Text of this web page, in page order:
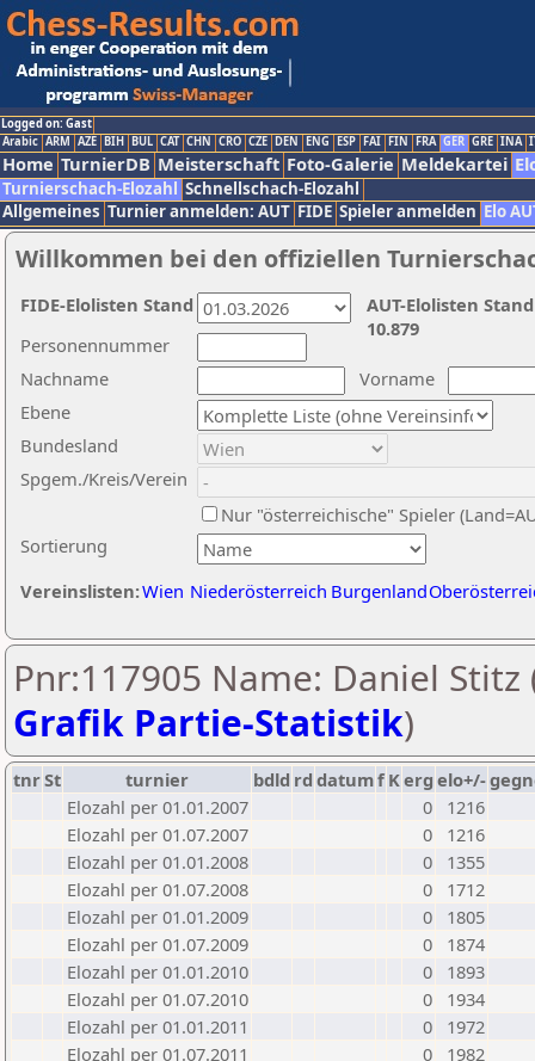
Logged on: Gast
Arabic ARM AZE BIH BUL CAT CHN CRO CZE DEN ENG ESP FAI FIN FRA GER GRE INA
Home TurnierDB Meisterschaft Foto-Galerie Meldekartei
Turnierschach-Elozahl Schnellschach-Elozahl
Allgemeines Turnier anmelden: AUT FIDE Spieler anmelden Elo
Willkommen bei den offiziellen
Nachname
Vorname
Ebene
Sortierung
Personennummer
Bundesland
Spgem./Kreis/Verein
Nur "österreichische" Spieler
Vereinslisten:Wien Niederösterreich Burgenland
AUT-Elolisten
10.879
FIDE-Elolisten Stand
Pnr:117905 Name: Daniel Stitz
Grafik Partie-Statistik)
tnrSt turnier bdld rd datumf Kerg elo+/-
Elozahl per 01.01.2007
0
1216
Elozahl per 01.07.2007
0
1216
Elozahl per 01.01.2008
0
1355
Elozahl per 01.07.2008
0
1712
Elozahl per 01.01.2009
0
1805
Elozahl per 01.07.2009
0
1874
Elozahl per 01.01.2010
0
1893
Elozahl per 01.07.2010
0
1934
Elozahl per 01.01.2011
0
1972
Elozahl per 01.07.2011
0
1982